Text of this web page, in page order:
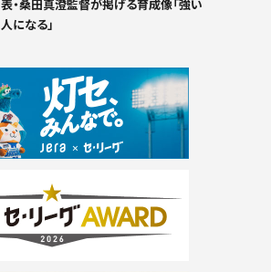
表・桑田真澄監督が掲げる育成像「強い
人になる」